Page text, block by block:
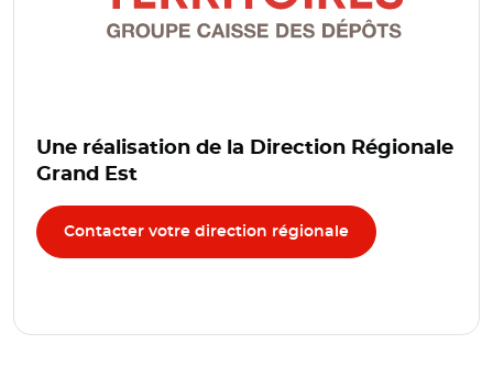
Une réalisation de la Direction Régionale
Grand Est
Contacter votre direction régionale